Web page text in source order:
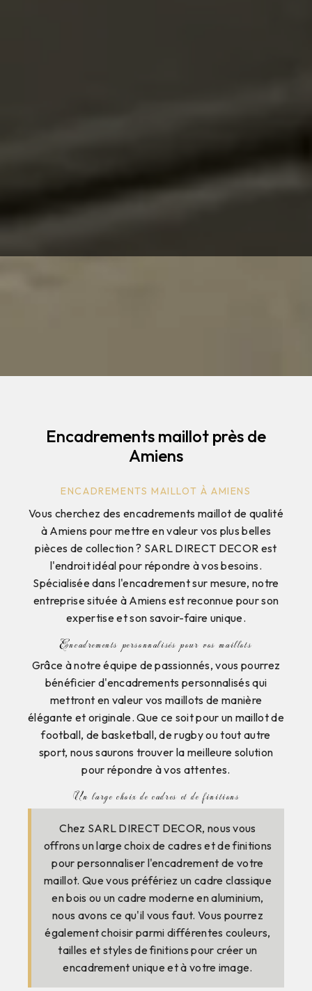
Encadrements maillot près de
Amiens
ENCADREMENTS MAILLOT À AMIENS
Vous cherchez des encadrements maillot de qualité
à Amiens pour mettre en valeur vos plus belles
pièces de collection ? SARL DIRECT DECOR est
l'endroit idéal pour répondre à vos besoins.
Spécialisée dans l'encadrement sur mesure, notre
entreprise située à Amiens est reconnue pour son
expertise et son savoir-faire unique.
Encadrements personnalisés pour vos maillots
Grâce à notre équipe de passionnés, vous pourrez
bénéficier d'encadrements personnalisés qui
mettront en valeur vos maillots de manière
élégante et originale. Que ce soit pour un maillot de
football, de basketball, de rugby ou tout autre
sport, nous saurons trouver la meilleure solution
pour répondre à vos attentes.
Un large choix de cadres et de finitions
Chez SARL DIRECT DECOR, nous vous
offrons un large choix de cadres et de finitions
pour personnaliser l'encadrement de votre
maillot. Que vous préfériez un cadre classique
en bois ou un cadre moderne en aluminium,
nous avons ce qu'il vous faut. Vous pourrez
également choisir parmi différentes couleurs,
tailles et styles de finitions pour créer un
encadrement unique et à votre image.